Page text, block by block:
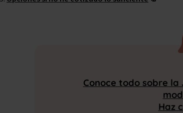
Conoce todo sobre la
Haz